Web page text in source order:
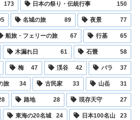
173 日本の祭り・伝統行事 150
名城の旅 89 夜景 77
船旅・フェリーの旅 67 行基 65
木漏れ日 61 石畳 58
梅 47 渓谷 42 バラ 37
旅 34 古民家 33 山岳 31
路地 28 現存天守 27
東海の20名城 24 日本100名山 23